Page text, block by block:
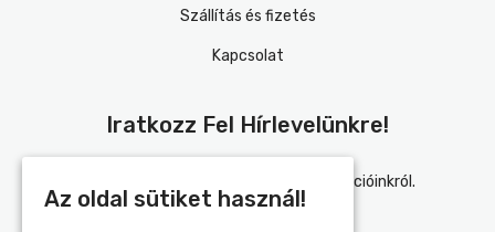
Szállítás és fizetés
Kapcsolat
Iratkozz Fel Hírlevelünkre!
Értesülj elsőként újdonságainkról és akcióinkról.
Az oldal sütiket használ!